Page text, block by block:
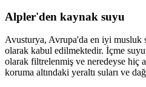
Alpler'den kaynak suyu
Avusturya, Avrupa'da en iyi musluk
olarak kabul edilmektedir. İçme
olarak filtrelenmiş ve neredeyse hiç
koruma altındaki yeraltı suları ve